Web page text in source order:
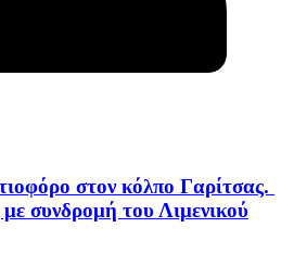
στον κόλπο Γαρίτσας.
συνδρομή του Λιμενικού